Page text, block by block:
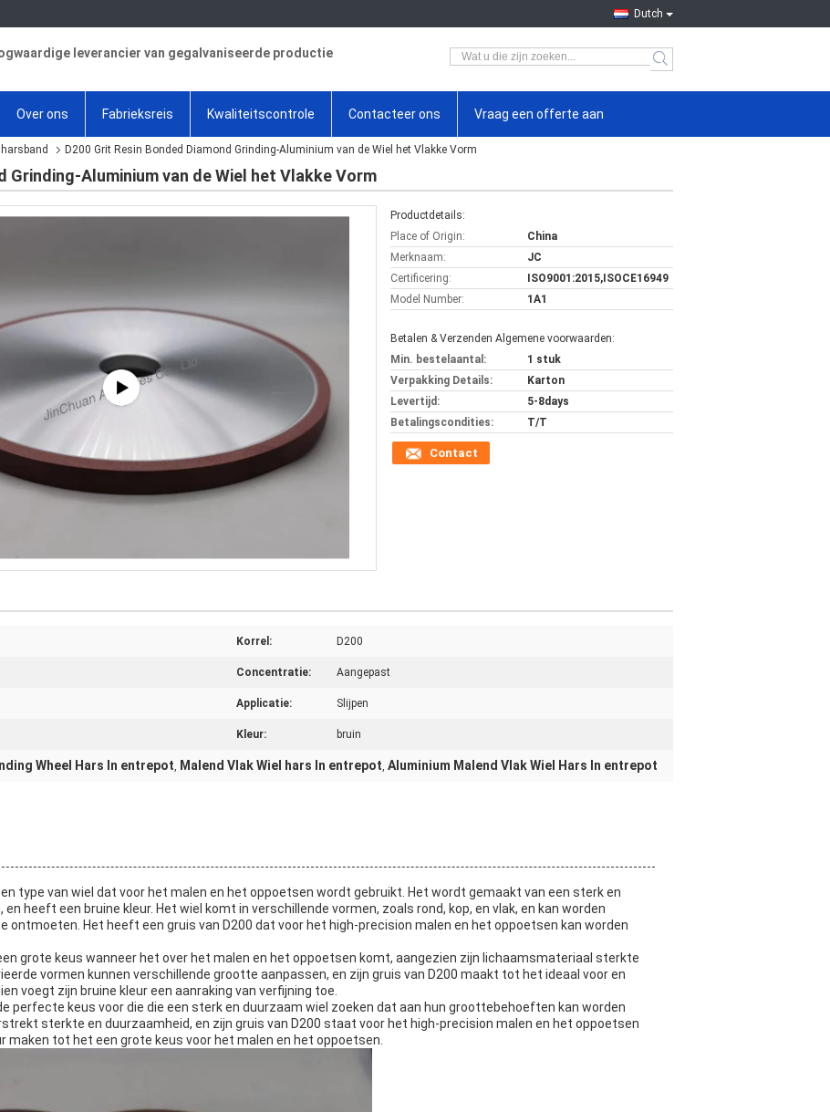
Dutch
leverancier van gegalvaniseerde productie
Over ons Fabrieksreis Kwaliteitscontrole Contacteer ons Vraag een offerte aan
D200 Grit Resin Bonded Diamond Grinding-Aluminium van de Wiel het Vlakke Vorm
Grinding-Aluminium van de Wiel het Vlakke Vorm
Productdetails:
Place of Origin:
China
Merknaam:
JC
Certificering:
ISO9001:2015,ISOCE16949
Model Number:
1A1
Betalen & Verzenden Algemene voorwaarden:
Min. bestelaantal:
1 stuk
Verpakking Details:
Karton
Levertijd:
5-8days
Betalingscondities:
T/T
Contact
Korrel: D200
Concentratie: Aangepast
Applicatie: Slijpen
Kleur: bruin
Wheel Hars In entrepot, Malend Vlak Wiel hars In entrepot, Aluminium Malend Vlak Wiel Hars In entrepot
type van wiel dat voor het malen en het oppoetsen wordt gebruikt. Het wordt gemaakt van een sterk en
heeft een bruine kleur. Het wiel komt in verschillende vormen, zoals rond, kop, en vlak, en kan worden
Het heeft een gruis van D200 dat voor het high-precision malen en het oppoetsen kan worden
grote keus wanneer het over het malen en het oppoetsen komt, aangezien zijn lichaamsmateriaal sterkte
vormen kunnen verschillende grootte aanpassen, en zijn gruis van D200 maakt tot het ideaal voor en
voegt zijn bruine kleur een aanraking van verfijning toe.
perfecte keus voor die die een sterk en duurzaam wiel zoeken dat aan hun groottebehoeften kan worden
sterkte en duurzaamheid, en zijn gruis van D200 staat voor het high-precision malen en het oppoetsen
maken tot het een grote keus voor het malen en het oppoetsen.